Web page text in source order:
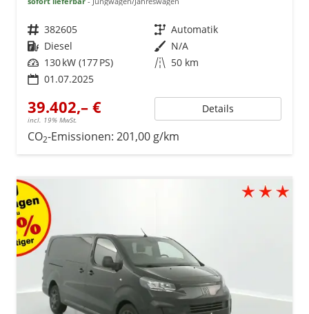
Fahrzeugnr. 382605 Getriebe Automatik
Kraftstoff Diesel Außenfarbe N/A
Leistung 130 kW (177 PS) Kilometerstand 50 km
01.07.2025
39.402,– €
incl. 19% MwSt.
Details
CO2-Emissionen: 201,00 g/km